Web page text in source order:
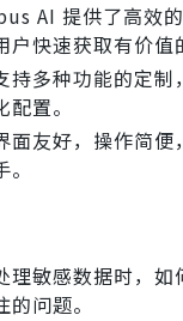
AI 提供了高效
快速获取有价值
持多种功能的定制
置。
面友好，操作简便
理敏感数据时，如
问题。